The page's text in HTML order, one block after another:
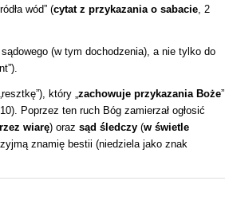
wód” (cytat z przykazania o sabacie, 2
(w tym dochodzenia), a nie tylko do
który „zachowuje przykazania Boże”
Poprzez ten ruch Bóg zamierzał ogłosić
wiarę) oraz sąd śledczy (w świetle
znamię bestii (niedziela jako znak